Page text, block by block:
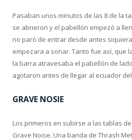
Pasaban unos minutos de las 8 de la
se abrieron y el pabellón empezó a
no paró de entrar desde antes
empezara a sonar. Tanto fue así, que
la barra atravesaba el pabellón de
agotaron antes de llegar al ecuador
GRAVE NOSIE
Los primeros en subirse a las tablas
Grave Noise. Una banda de Thrash